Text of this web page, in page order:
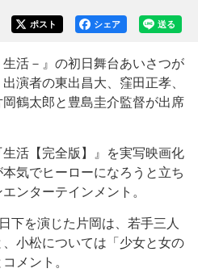
送る
シェア
ポスト
活－』の初日舞台あいさつが
演者の東出昌大、窪田正孝、
鶴太郎と豊島圭介監督が出席
活【完全版】』を実写映画化
気でヒーローになろうと立ち
ンターテインメント。
下を演じた片岡は、若手三人
小松については「少女と女の
メント。